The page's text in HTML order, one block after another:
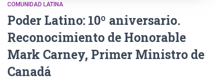
COMUNIDAD LATINA
Poder Latino: 10º aniversario.
Reconocimiento de Honorable
Mark Carney, Primer Ministro de
Canadá